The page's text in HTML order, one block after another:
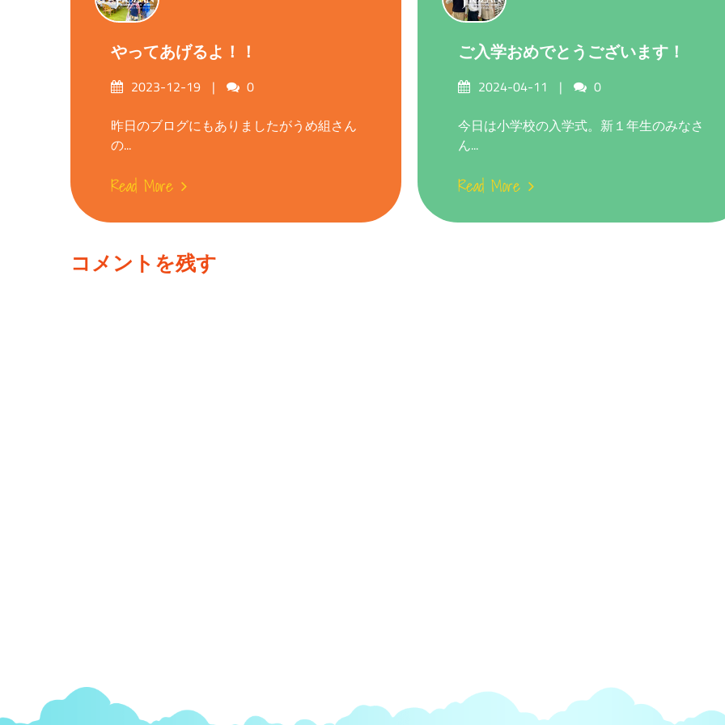
やってあげるよ！！
Posted2023-12-19 Comments
0
昨日のブログにもありましたがうめ組さん
の...
Read More
ご入学おめでとうございます！
Posted2024-04-11 Comments
0
今日は小学校の入学式。新１年生のみなさ
ん...
Read More
コメントを残す